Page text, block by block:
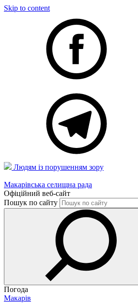
Skip to content
Людям із порушенням зору
Макарівська селищна рада
Офіційний веб-сайт
Пошук по сайту
Погода
Макарів